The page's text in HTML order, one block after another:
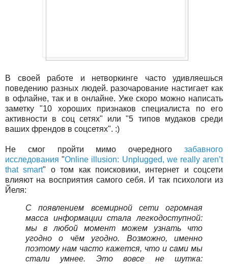
В своей работе и нетворкинге часто удивляешься
поведению разных людей. разочарование настигает как
в офлайне, так и в онлайне. Уже скоро можно написать
заметку "10 хороших признаков специалиста по его
активности в соц сетях" или "5 типов мудаков среди
ваших френдов в соцсетях". :)
Не смог пройти мимо очередного забавного
исследования "Online illusion: Unplugged, we really aren’t
that smart" о том как поисковики, интернет и соцсети
влияют на восприятия самого себя. И так психологи из
Йеля:
С появлением всемирной сети огромная
масса информации стала легкодоступной:
мы в любой момент можем узнать что
угодно о чём угодно. Возможно, именно
поэтому нам часто кажется, что и сами мы
стали умнее. Это вовсе не шутка: